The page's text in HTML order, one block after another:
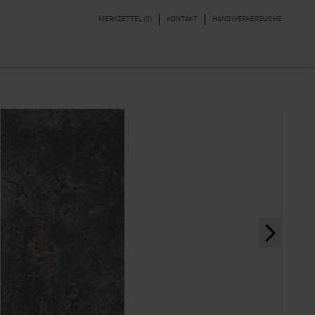
MERKZETTEL (0) KONTAKT HANDWERKERSUCHE
next